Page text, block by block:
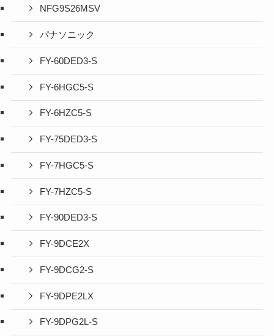
NFG9S26MSV
パナソニック
FY-60DED3-S
FY-6HGC5-S
FY-6HZC5-S
FY-75DED3-S
FY-7HGC5-S
FY-7HZC5-S
FY-90DED3-S
FY-9DCE2X
FY-9DCG2-S
FY-9DPE2LX
FY-9DPG2L-S